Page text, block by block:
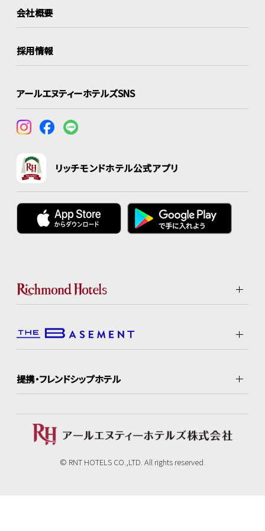
会社概要
採用情報
アールエヌティーホテルズSNS
リッチモンドホテル公式アプリ
提携・フレンドシップホテル
© RNT HOTELS CO.,LTD. All rights reserved.